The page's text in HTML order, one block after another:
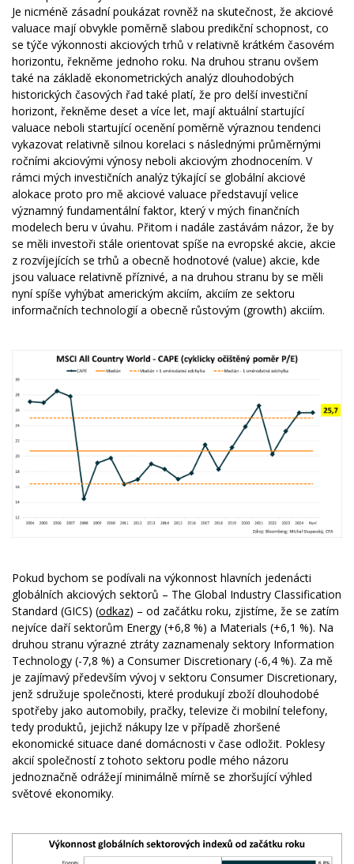
Je nicméně zásadní poukázat rovněž na skutečnost, že akciové
valuace mají obvykle poměrně slabou predikční schopnost, co
se týče výkonnosti akciových trhů v relativně krátkém časovém
horizontu, řekněme jednoho roku. Na druhou stranu ovšem
také na základě ekonometrických analýz dlouhodobých
historických časových řad také platí, že pro delší investiční
horizont, řekněme deset a více let, mají aktuální startující
valuace neboli startující ocenění poměrně výraznou tendenci
vykazovat relativně silnou korelaci s následnými průměrnými
ročními akciovými výnosy neboli akciovým zhodnocením. V
rámci mých investičních analýz týkající se globální akciové
alokace proto pro mě akciové valuace představují velice
významný fundamentální faktor, který v mých finančních
modelech beru v úvahu. Přitom i nadále zastávám názor, že by
se měli investoři stále orientovat spíše na evropské akcie, akcie
z rozvíjejících se trhů a obecně hodnotové (value) akcie, kde
jsou valuace relativně příznivé, a na druhou stranu by se měli
nyní spíše vyhýbat americkým akciím, akciím ze sektoru
informačních technologií a obecně růstovým (growth) akciím.
Pokud bychom se podívali na výkonnost hlavních jedenácti
globálních akciových sektorů – The Global Industry Classification
Standard (GICS) (odkaz) – od začátku roku, zjistíme, že se zatím
nejvíce daří sektorům Energy (+6,8 %) a Materials (+6,1 %). Na
druhou stranu výrazné ztráty zaznamenaly sektory Information
Technology (-7,8 %) a Consumer Discretionary (-6,4 %). Za mě
je zajímavý především vývoj v sektoru Consumer Discretionary,
jenž sdružuje společnosti, které produkují zboží dlouhodobé
spotřeby jako automobily, pračky, televize či mobilní telefony,
tedy produktů, jejichž nákupy lze v případě zhoršené
ekonomické situace dané domácnosti v čase odložit. Poklesy
akcií společností z tohoto sektoru podle mého názoru
jednoznačně odrážejí minimálně mírně se zhoršující výhled
světové ekonomiky.